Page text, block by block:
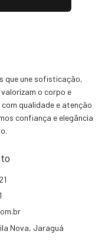
que une sofisticação,
o corpo e
qualidade e atenção
confiança e elegância
Nova, Jaraguá